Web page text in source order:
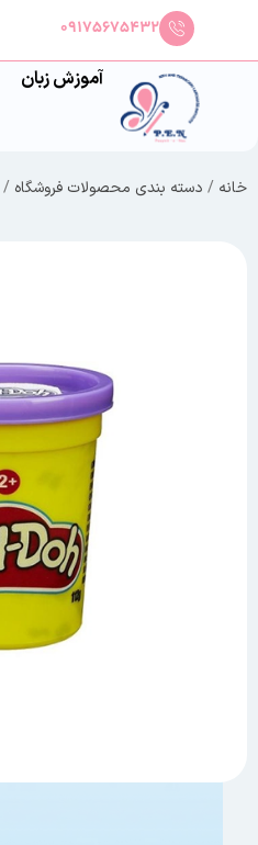
09175675432
آموزش زبان
خانه / دسته بندی محصولات فروشگاه /